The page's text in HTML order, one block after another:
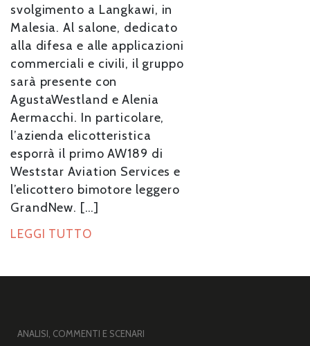
svolgimento a Langkawi, in
Malesia. Al salone, dedicato
alla difesa e alle applicazioni
commerciali e civili, il gruppo
sarà presente con
AgustaWestland e Alenia
Aermacchi. In particolare,
l’azienda elicotteristica
esporrà il primo AW189 di
Weststar Aviation Services e
l’elicottero bimotore leggero
GrandNew. […]
LEGGI TUTTO
ANALISI, COMMENTI E SCENARI